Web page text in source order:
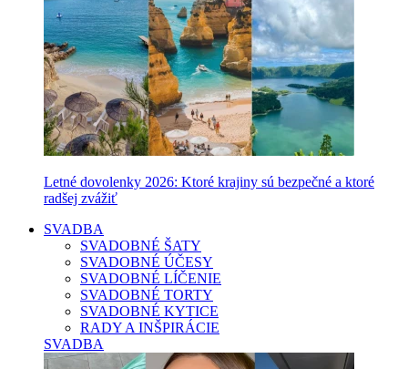
Letné dovolenky 2026: Ktoré krajiny sú bezpečné a ktoré
radšej zvážiť
SVADBA
SVADOBNÉ ŠATY
SVADOBNÉ ÚČESY
SVADOBNÉ LÍČENIE
SVADOBNÉ TORTY
SVADOBNÉ KYTICE
RADY A INŠPIRÁCIE
SVADBA